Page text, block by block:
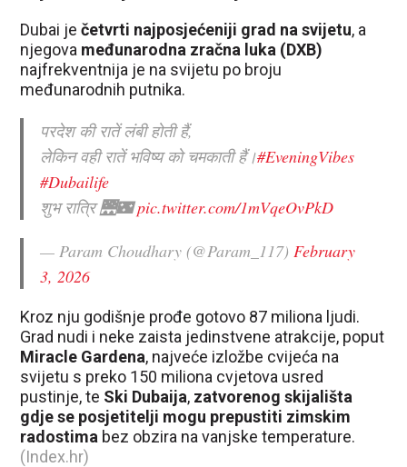
Dubai ječetvrti najposjećeniji grad na svijetu, a
njegova međunarodna zračna luka (DXB)
najfrekventnija je na svijetu po broju
međunarodnih putnika.
परदेश की रातें लंबी होती हैं,
लेकिन वही रातें भविष्य को चमकाती हैं।#EveningVibes
#Dubailife
शुभ रात्रि 🌉🌃pic.twitter.com/1mVqeOvPkD
— Param Choudhary (@Param_117) February
3, 2026
Kroz nju godišnje prođe gotovo 87 miliona ljudi.
Grad nudi i neke zaista jedinstvene atrakcije, poput
Miracle Gardena, najveće izložbe cvijeća na
svijetu s preko 150 miliona cvjetova usred
pustinje, te Ski Dubaija, zatvorenog skijališta
gdje se posjetitelji mogu prepustiti zimskim
radostima bez obzira na vanjske temperature.
(Index.hr)